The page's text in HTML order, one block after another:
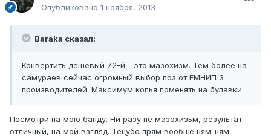
Опубликовано 1 ноября, 2013
Baraka сказал:
Конвертить дешёвый 72-й - это мазохизм. Тем более на
самураев сейчас огромный выбор поз от ЕМНИП 3
производителей. Максимум копья поменять на булавки.
Посмотри на мою банду. Ни разу не мазохизьм, результат
отличный, на мой взгляд. Тецубо прям вообще ням-ням